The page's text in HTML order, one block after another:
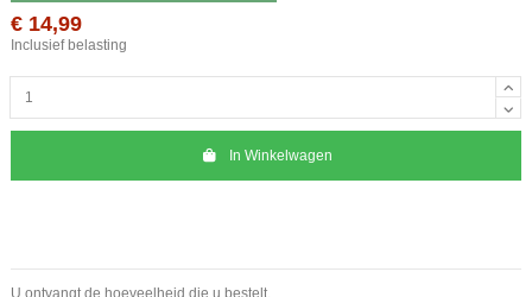
€ 14,99
Inclusief belasting
In Winkelwagen